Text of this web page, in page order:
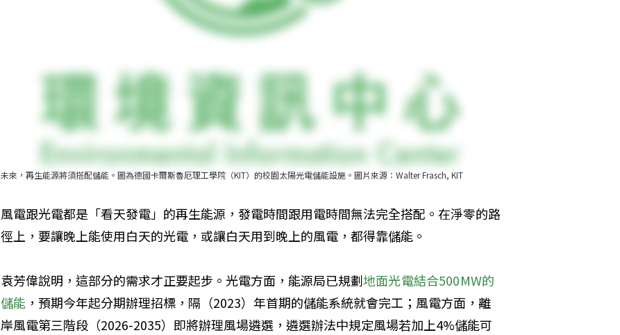
未來，再生能源將須搭配儲能。圖為德國卡爾斯魯厄理工學院（KIT）的校園太陽光電儲能設施。圖片來源：Walter Frasch, KIT
風電跟光電都是「看天發電」的再生能源，發電時間跟用電時間無法完全搭配。在淨零的路
徑上，要讓晚上能使用白天的光電，或讓白天用到晚上的風電，都得靠儲能。
袁芳偉說明，這部分的需求才正要起步。光電方面，能源局已規劃地面光電結合500MW的
儲能 ，預期今年起分期辦理招標，隔（2023）年首期的儲能系統就會完工；風電方面，離
岸風電第三階段（2026-2035）即將辦理風場遴選，遴選辦法中規定風場若加上4%儲能可